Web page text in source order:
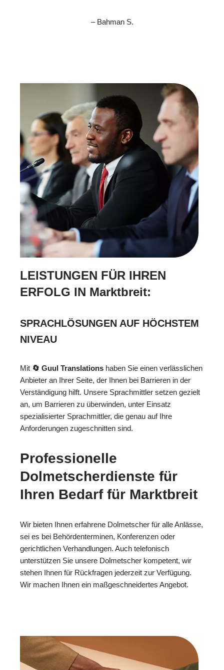
– Bahman S.
LEISTUNGEN FÜR IHREN
ERFOLG IN Marktbreit:
SPRACHLÖSUNGEN AUF HÖCHSTEM
NIVEAU
Mit 🔄 Guul Translations haben Sie einen verlässlichen
Anbieter an Ihrer Seite, der Ihnen bei Barrieren in der
Verständigung hilft. Unsere Sprachmittler setzen gezielt
an, um Barrieren zu überwinden, unter Einsatz
spezialisierter Sprachmittler, die genau auf Ihre
Anforderungen zugeschnitten sind.
Professionelle
Dolmetscherdienste für
Ihren Bedarf für Marktbreit
Wir bieten Ihnen erfahrene Dolmetscher für alle Anlässe,
sei es bei Behördenterminen, Konferenzen oder
gerichtlichen Verhandlungen. Auch telefonisch
unterstützen Sie unsere Dolmetscher kompetent, wir
stehen Ihnen für Rückfragen jederzeit zur Verfügung.
Wir machen Ihnen ein maßgeschneidertes Angebot.